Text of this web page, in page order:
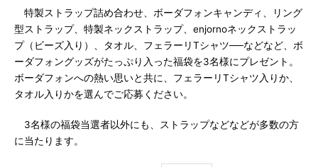
特製ストラップ詰め合わせ、ボーダフォンキャンディ、リング
型ストラップ、特製ネックストラップ、enjornoネックストラッ
プ（ビーズ入り）、タオル、フェラーリTシャツ──などなど、ボ
ーダフォングッズがたっぷり入った福袋を3名様にプレゼント。
ボーダフォンへの熱い思いと共に、フェラーリTシャツ入りか、
タオル入りかを選んでご応募ください。
3名様の福袋当選者以外にも、ストラップなどなどが多数の方
に当たります。